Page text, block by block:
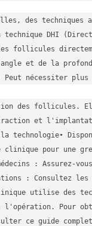
des techniques
DHI
follicules
et de la
nécessiter
des follicules.
et
technologie•
clinique pour une
: Assurez-
: Consultez
utilise des
Pour
ce guide